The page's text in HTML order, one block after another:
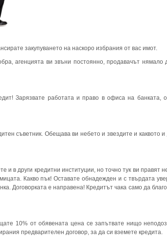
закупуването на наскоро избрания от вас имот.
агенцията ви звъни постоянно, продавачът нямало
Зарязвате работата и право в офиса на банката,
съветник. Обещава ви небето и звездите и каквото и
и в други кредитни институции, но точно тук ви правят
Какво пък! Оставате обнадежден и с твърдата
Договорката е направена! Кредитът чака само да
10% от обявената цена се запътвате нищо
предварителен договор, за да си вземете кредита.